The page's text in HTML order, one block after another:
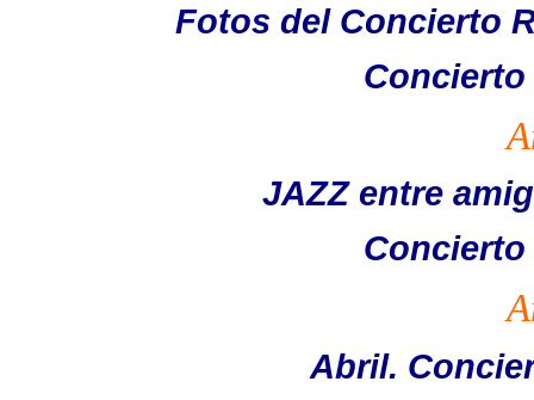
Fotos del Concierto
Concierto
JAZZ entre
Concierto
Abril.